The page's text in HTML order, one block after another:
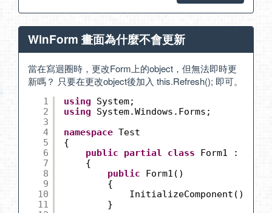
WinForm 畫面為什麼不會更新
當在寫迴圈時，更改Form上的object，但無法即時更
新嗎？ 只要在更改object後加入 this.Refresh(); 即可。
1
2
3
4
5
6
7
8
9
10
11
using
System;
using
System.Windows.Forms;
namespace Test
{
public
partial class
Form1 : Form
{
public
Form1()
{
InitializeComponent();
}